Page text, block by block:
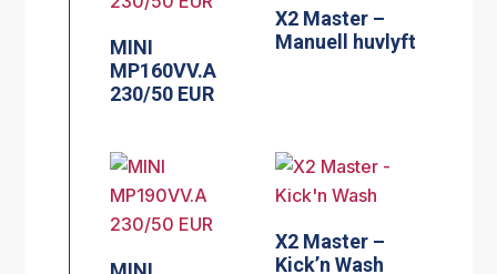
MINI
MP160VV.A
230/50 EUR
X2 Master –
Manuell huvlyft
X2 Master –
Kick’n Wash